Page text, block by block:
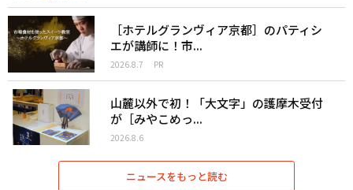
［ホテルグランヴィア京都］のパティシ
エが講師に！市...
2026.8.7 PR
山麓以外で初！「大文字」の護摩木受付
が［みやこめっ...
2026.8.6
ニュースをもっと読む